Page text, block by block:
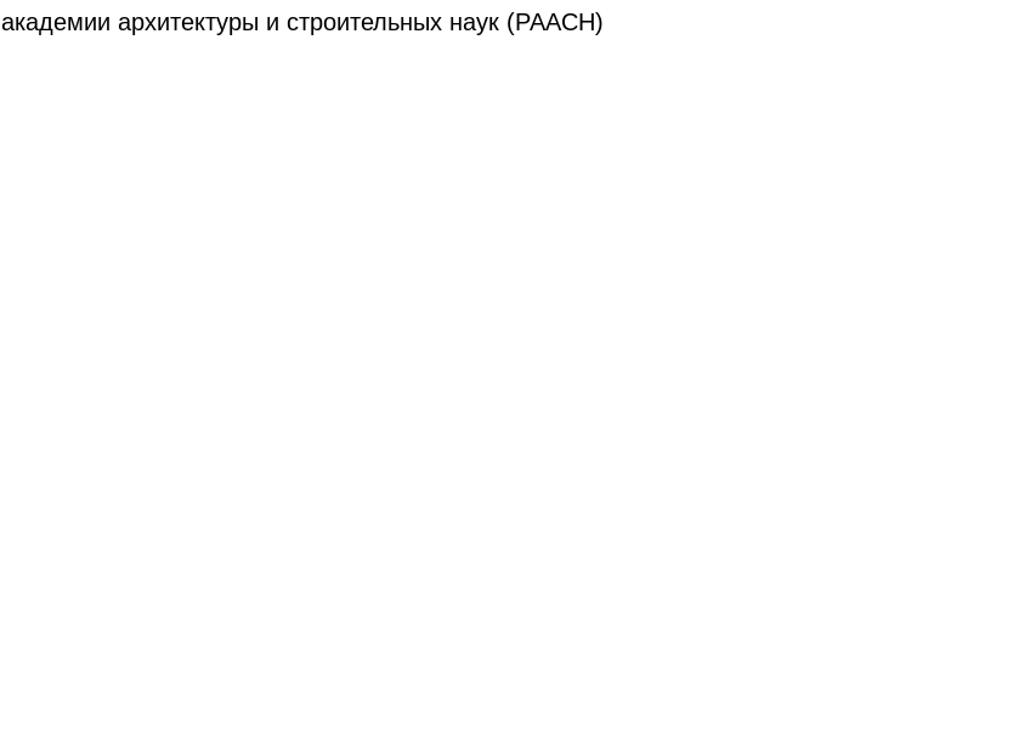
академии архитектуры и строительных наук (РААСН)